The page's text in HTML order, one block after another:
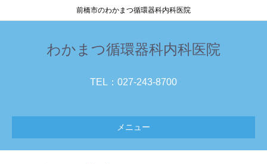
前橋市のわかまつ循環器科内科医院
わかまつ循環器科内科医院
TEL：027-243-8700
メニュー